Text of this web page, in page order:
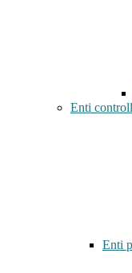
Enti
Enti